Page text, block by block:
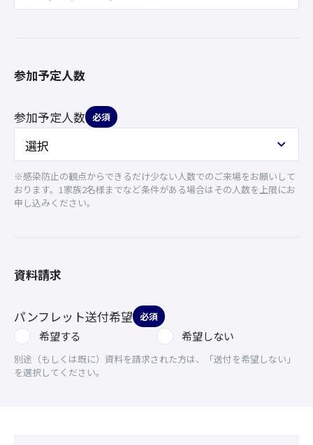
参加予定人数
参加予定人数 必須
※感染防止の観点からできるだけ少ない人数でのご来場をお願いして
おります。1家族2名様までなど条件がある場合はその人数を上限にお
申し込みください。
資料請求
パンフレット送付希望 必須
希望する 希望しない
別途（もしくは既に）資料を請求された方は、「送付を希望しない」
を選択してください。